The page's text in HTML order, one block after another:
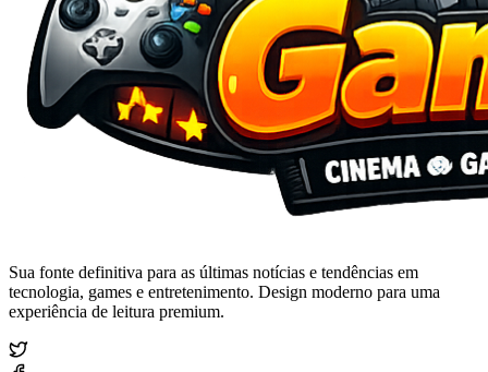
Sua fonte definitiva para as últimas notícias e tendências em
tecnologia, games e entretenimento. Design moderno para uma
experiência de leitura premium.